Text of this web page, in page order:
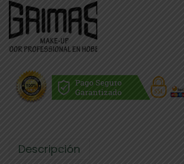
Descripción